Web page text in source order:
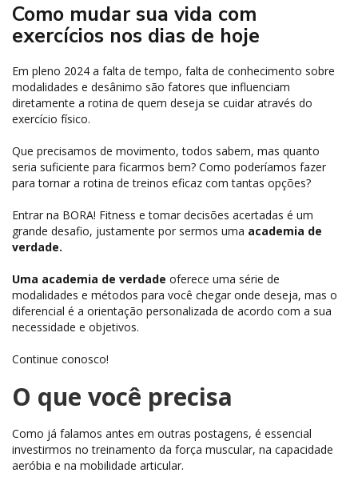
Como mudar sua vida com
exercícios nos dias de hoje
Em pleno 2024 a falta de tempo, falta de conhecimento sobre
modalidades e desânimo são fatores que influenciam
diretamente a rotina de quem deseja se cuidar através do
exercício físico.
Que precisamos de movimento, todos sabem, mas quanto
seria suficiente para ficarmos bem? Como poderíamos fazer
para tornar a rotina de treinos eficaz com tantas opções?
Entrar na BORA! Fitness e tomar decisões acertadas é um
grande desafio, justamente por sermos uma academia de
verdade.
Uma academia de verdade oferece uma série de
modalidades e métodos para você chegar onde deseja, mas o
diferencial é a orientação personalizada de acordo com a sua
necessidade e objetivos.
Continue conosco!
O que você precisa
Como já falamos antes em outras postagens, é essencial
investirmos no treinamento da força muscular, na capacidade
aeróbia e na mobilidade articular.